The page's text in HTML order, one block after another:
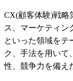
CX(顧客体験)戦略
ス、マーケティン
といった領域をテ
ク、手法を用いて
性、競争力を備え